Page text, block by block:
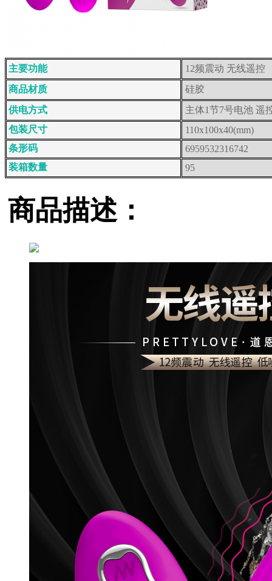
主要功能
12频震动 无线遥控
商品材质
硅胶
供电方式
主体1节7号电池 遥
包装尺寸
110x100x40(mm)
条形码
6959532316742
装箱数量
95
商品描述：